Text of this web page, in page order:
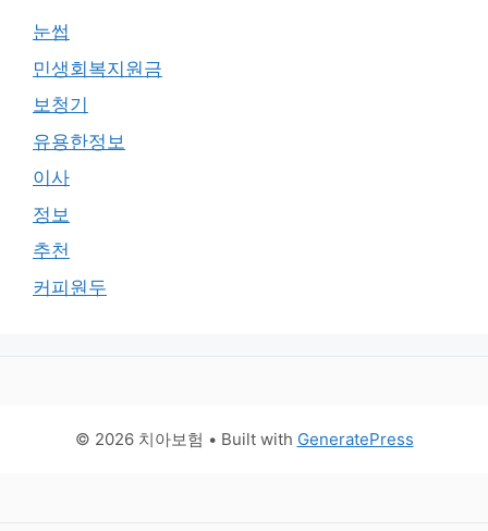
눈썹
민생회복지원금
보청기
유용한정보
이사
정보
추천
커피원두
© 2026 치아보험 • Built with GeneratePress